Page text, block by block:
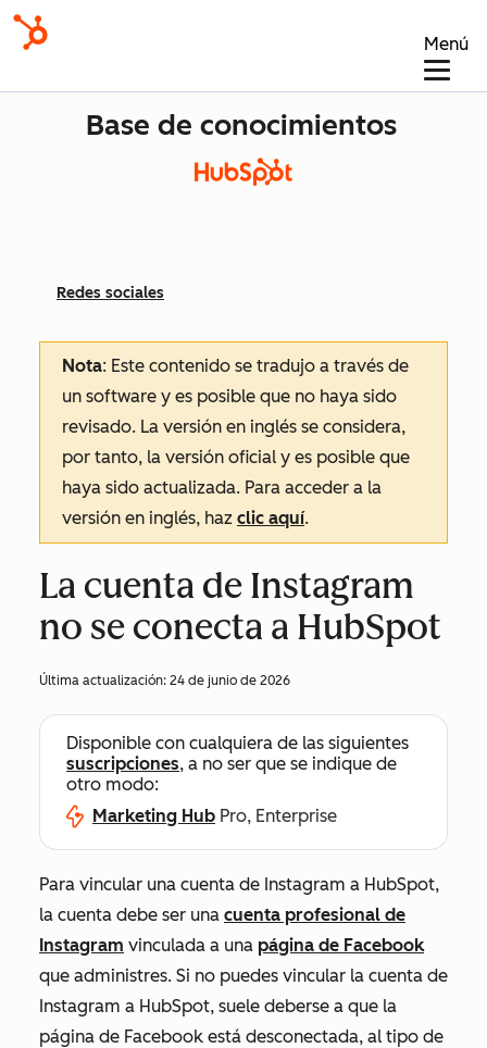
Menú
Base de conocimientos
Redes sociales
Nota: Este contenido se tradujo a través de
un software y es posible que no haya sido
revisado. La versión en inglés se considera,
por tanto, la versión oficial y es posible que
haya sido actualizada. Para acceder a la
versión en inglés, haz clic aquí.
La cuenta de Instagram
no se conecta a HubSpot
Última actualización: 24 de junio de 2026
Disponible con cualquiera de las siguientes
suscripciones, a no ser que se indique de
otro modo:
Marketing Hub Pro, Enterprise
Para vincular una cuenta de Instagram a HubSpot,
la cuenta debe ser una cuenta profesional de
Instagram vinculada a una página de Facebook
que administres. Si no puedes vincular la cuenta de
Instagram a HubSpot, suele deberse a que la
página de Facebook está desconectada, al tipo de